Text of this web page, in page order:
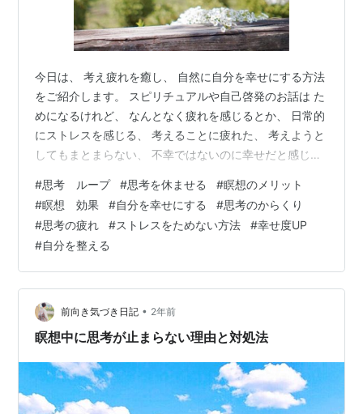
今日は、 考え疲れを癒し、 自然に自分を幸せにする方法
をご紹介します。 スピリチュアルや自己啓発のお話は た
めになるけれど、 なんとなく疲れを感じるとか、 日常的
にストレスを感じる、 考えることに疲れた、 考えようと
してもまとまらない、 不幸ではないのに幸せだと感じら
を見直してみると 意外と簡単に自分のバランスが整い、
軽やかに幸せを感じるようになるでしょう。 簡単ですぐ
にできることなので、 読み終わったらぜひ試してみてく
ださいね(^^) ・ 今日はあたたかな一日でしたね！ 今日の
和歌山市の最高気温は24度、 東京では25度の夏日になっ
たと…
#思考 ループ #思考を休ませる #瞑想のメリット
#瞑想 効果 #自分を幸せにする #思考のからくり
#思考の疲れ #ストレスをためない方法 #幸せ度UP
#自分を整える
前向き気づき日記 • 2年前
瞑想中に思考が止まらない理由と対処法